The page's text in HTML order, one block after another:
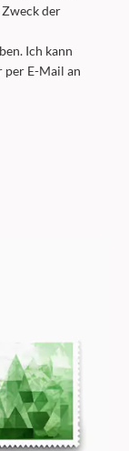
der
Ich kann
E-Mail an